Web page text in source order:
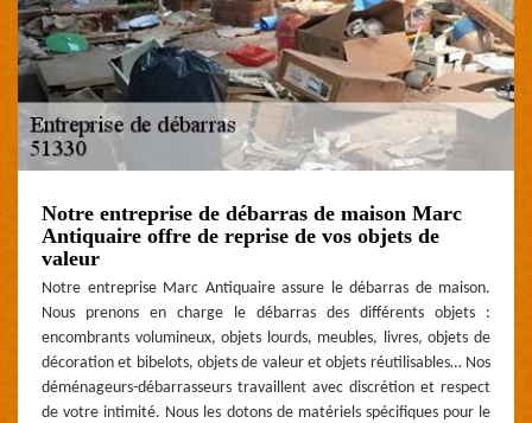
Notre entreprise de débarras de maison Marc
Antiquaire offre de reprise de vos objets de
valeur
Notre entreprise Marc Antiquaire assure le débarras de maison.
Nous prenons en charge le débarras des différents objets :
encombrants volumineux, objets lourds, meubles, livres, objets de
décoration et bibelots, objets de valeur et objets réutilisables… Nos
déménageurs-débarrasseurs travaillent avec discrétion et respect
de votre intimité. Nous les dotons de matériels spécifiques pour le